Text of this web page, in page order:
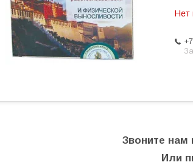
Нет
Звоните нам
Или